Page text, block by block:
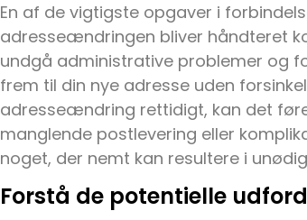
En af de vigtigste opgaver i
adresseændringen bliver håndteret
undgå administrative problemer og
frem til din nye adresse uden
adresseændring rettidigt, kan det
manglende postlevering eller
noget, der nemt kan resultere i
Forstå de potentielle